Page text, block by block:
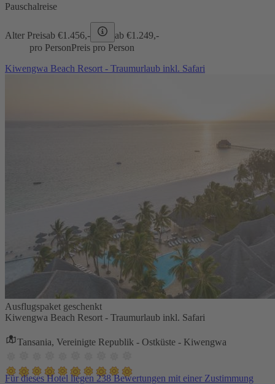
Pauschalreise
Alter Preisab €1.456,- ab €1.249,-
pro PersonPreis pro Person
Kiwengwa Beach Resort - Traumurlaub inkl. Safari
Ausflugspaket geschenkt
Kiwengwa Beach Resort - Traumurlaub inkl. Safari
Tansania, Vereinigte Republik - Ostküste - Kiwengwa
Für dieses Hotel liegen 238 Bewertungen mit einer Zustimmung